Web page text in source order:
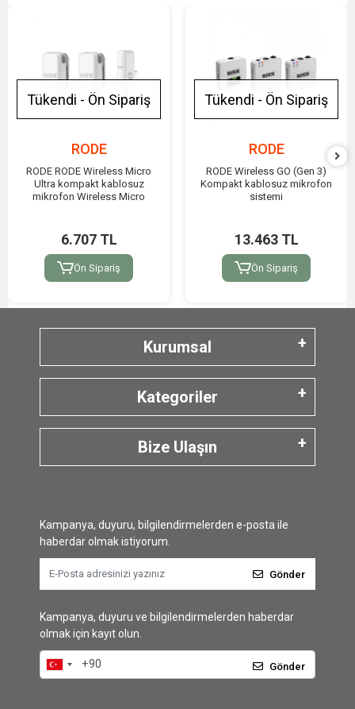
Tükendi - Ön Sipariş
RODE
RODE RODE Wireless Micro
Ultra kompakt kablosuz
mikrofon Wireless Micro
6.707 TL
Ön Sipariş
Tükendi - Ön Sipariş
RODE
RODE Wireless GO (Gen 3)
Kompakt kablosuz mikrofon
sistemi
13.463 TL
Ön Sipariş
Kurumsal
Kategoriler
Bize Ulaşın
Kampanya, duyuru, bilgilendirmelerden e-posta ile
haberdar olmak istiyorum.
Gönder
Kampanya, duyuru ve bilgilendirmelerden haberdar
olmak için kayıt olun.
Gönder